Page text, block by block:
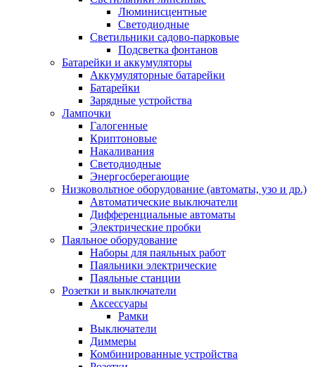
Люминисцентные
Светодиодные
Светильники садово-парковые
Подсветка фонтанов
Батарейки и аккумуляторы
Аккумуляторные батарейки
Батарейки
Зарядные устройства
Лампочки
Галогенные
Криптоновые
Накаливания
Светодиодные
Энергосберегающие
Низковольтное оборудование (автоматы, узо и др.)
Автоматические выключатели
Дифференциальные автоматы
Электрические пробки
Паяльное оборудование
Наборы для паяльных работ
Паяльники электрические
Паяльные станции
Розетки и выключатели
Аксессуары
Рамки
Выключатели
Диммеры
Комбинированные устройства